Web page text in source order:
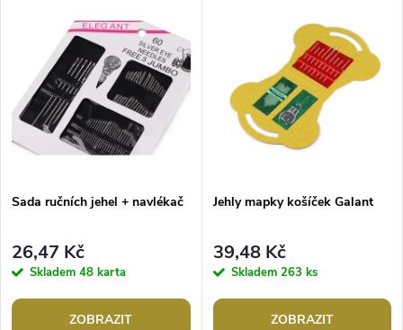
ů
ů
cmSada: 19 +...
Sada ručních jehel + navlékač
26,47 Kč
Skladem 48 karta
ZOBRAZIT
Jehly mapky košíček Galant
39,48 Kč
Skladem 263 ks
ZOBRAZIT